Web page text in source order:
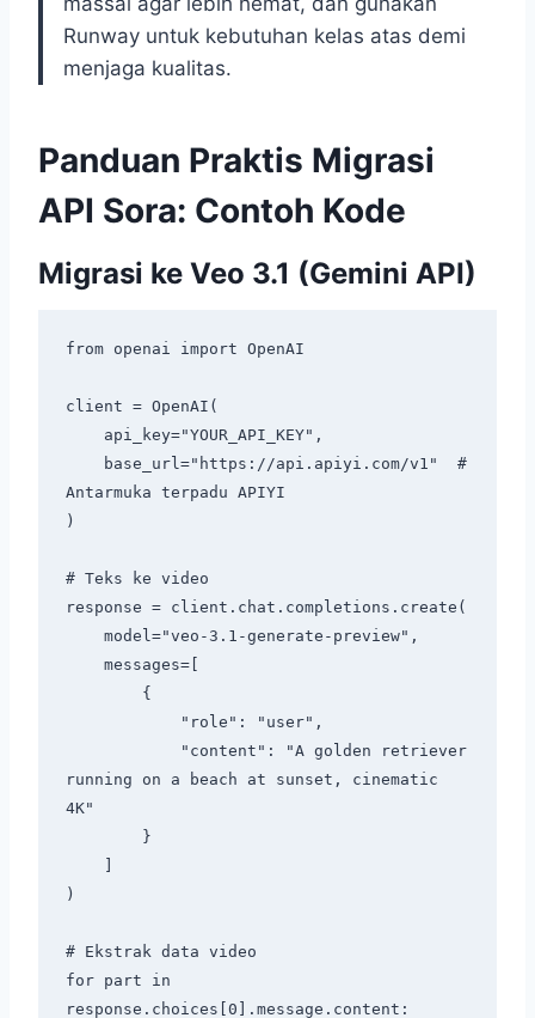
Runway untuk kebutuhan kelas atas demi
menjaga kualitas.
Panduan Praktis Migrasi
API Sora: Contoh Kode
Migrasi ke Veo 3.1 (Gemini API)
from openai import OpenAI
client = OpenAI(
Antarmuka terpadu APIYI
)
# Teks ke video
response = client.chat.completions.create(
running on a beach at sunset, cinematic
4K"
)
# Ekstrak data video
for part in
response.choices[0].message.content: